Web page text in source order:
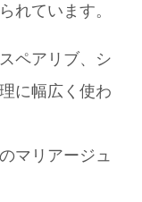
れています。
ペアリブ、シ
に幅広く使わ
マリアージュ